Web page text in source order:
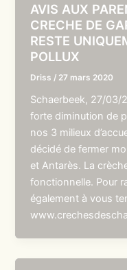
AVIS AUX
CRECHE DE
RESTE
POLLUX
Driss / 27 mars 2020
Schaerbeek, 27/03/
forte diminution de
nos 3 milieux
décidé de fermer
et Antarès. La
fonctionnelle. Pour
également à vous